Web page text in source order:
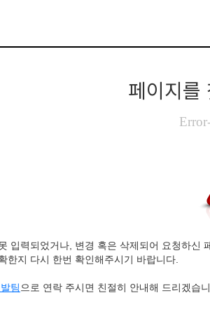
페이지를
입력되었거나, 변경 혹은 삭제되어 요청하신
한지 다시 한번 확인해주시기 바랍니다.
팀 으로 연락 주시면 친절히 안내해 드리겠습